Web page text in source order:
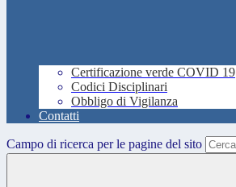
Certificazione verde COVID 19
Codici Disciplinari
Obbligo di Vigilanza
Contatti
Campo di ricerca per le pagine del sito